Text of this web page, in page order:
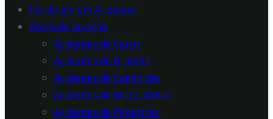
Ferido em um Acidente?
Áreas de atuação
Acidentes de Carro
Acidentes de Bicicleta
Acidentes de Caminhão
Acidentes de Motocicletas
Acidentes de Pedestres